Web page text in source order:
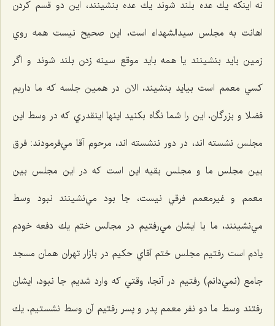
نه اينكه يك عده بلند شوند يك عده بنشينند، اين دو قسم كردن
اهانت به مجلس سيدالشهداء است، اين صحيح نيست همه روي
زمين بايد بنشينند یا همه بايد موقع سينه زدن بلند شوند و اگر
كسي معمم است بيايد بنشيند، الان در همين جلسه كه ما داريم
فضلا و بزرگان، اين را شما نگاه بكنيد اينها اينقدري كه در وسط اين
مجلس نشسته اند، در دور ننشسته اند، مرحوم آقا مي‌فرمودند: فرق
بين مجلس ما و مجلس بقيه اين است كه در این مجلس بين
معمم و غيرمعمم فرقي نيست، جا بود مي‌نشينند نبود وسط
مي‌نشينند، ما با ايشان مي‌رفتيم در مجالس ختم يك دفعه خودم
يادم است رفتيم مجلس ختم آقاي حكيم در بازار تهران همان مسجد
جامع (نمي‌دانم) رفتيم در آنجا، وقتي كه وارد شديم جا نبود، ايشان
رفتند وسط ما دو نفر معمم پدر و پسر رفتيم آن وسط نشستيم، يك